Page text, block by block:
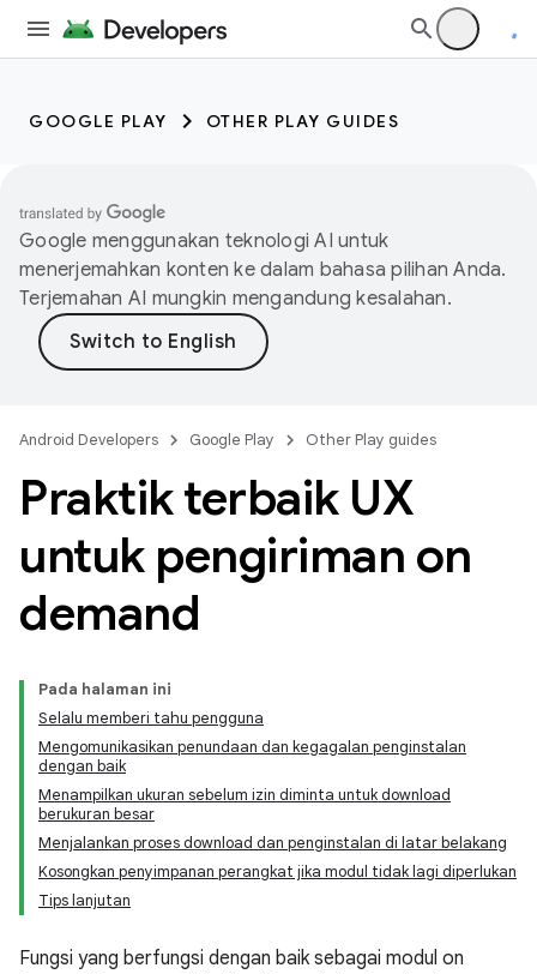
GOOGLE PLAY OTHER PLAY GUIDES
Google menggunakan teknologi AI untuk
menerjemahkan konten ke dalam bahasa pilihan Anda.
Terjemahan AI mungkin mengandung kesalahan.
Android Developers Google Play Other Play guides
Praktik terbaik UX
untuk pengiriman on
demand
Pada halaman ini
Selalu memberi tahu pengguna
Mengomunikasikan penundaan dan kegagalan penginstalan
dengan baik
Menampilkan ukuran sebelum izin diminta untuk download
berukuran besar
Menjalankan proses download dan penginstalan di latar belakang
Kosongkan penyimpanan perangkat jika modul tidak lagi diperlukan
Tips lanjutan
Fungsi yang berfungsi dengan baik sebagai modul on